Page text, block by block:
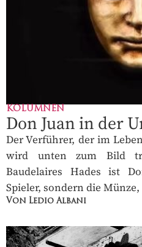
KOLUMNEN
Don Juan in der
Der Verführer, der im
wird unten zum Bild
Baudelaires Hades ist
Spieler, sondern die
Von Ledio Albani